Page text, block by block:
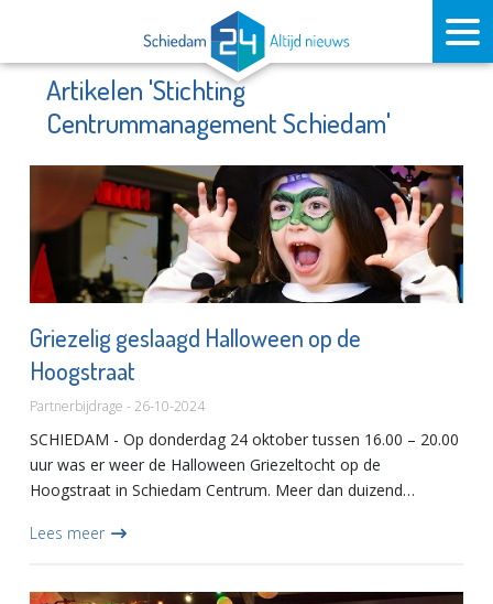
Artikelen 'Stichting
Centrummanagement Schiedam'
Griezelig geslaagd Halloween op de
Hoogstraat
Partnerbijdrage - 26-10-2024
SCHIEDAM - Op donderdag 24 oktober tussen 16.00 – 20.00
uur was er weer de Halloween Griezeltocht op de
Hoogstraat in Schiedam Centrum. Meer dan duizend
activiteiten en spellen die t...
Lees meer